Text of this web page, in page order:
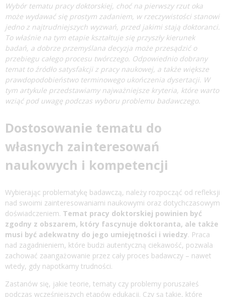
Wybór tematu pracy doktorskiej, choć na pierwszy rzut oka
może wydawać się prostym zadaniem, w rzeczywistości stanowi
jedno z najtrudniejszych wyzwań, przed jakimi stają doktoranci.
To właśnie na tym etapie kształtuje się przyszły kierunek
badań, a dobrze przemyślana decyzja może przesądzić o
przebiegu całego procesu twórczego. Odpowiednio dobrany
temat to źródło satysfakcji z pracy naukowej, a także większe
prawdopodobieństwo terminowego ukończenia dysertacji. W
tym artykule przedstawiamy najważniejsze kryteria, które warto
wziąć pod uwagę podczas wyboru problemu badawczego.
Dostosowanie tematu do
własnych zainteresowań
naukowych i kompetencji
Wybierając problematykę badawczą, należy rozpocząć od refleksji
nad swoimi zainteresowaniami naukowymi oraz dotychczasowym
doświadczeniem. Temat pracy doktorskiej powinien być
zgodny z obszarem, który fascynuje doktoranta, ale także
musi być adekwatny do jego umiejętności i wiedzy. Praca
nad zagadnieniem, które budzi autentyczną ciekawość, pozwala
zachować zaangażowanie przez cały proces badawczy – nawet
wtedy, gdy napotkamy trudności.
Zastanów się, jakie teorie, tematy czy problemy poruszałeś
podczas wcześniejszych etapów edukacji. Czy są takie, które